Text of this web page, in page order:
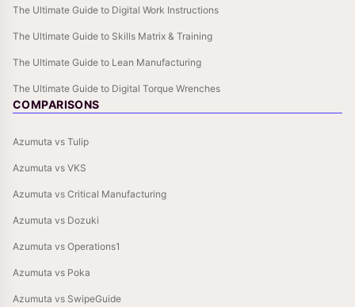
The Ultimate Guide to Digital Work Instructions
The Ultimate Guide to Skills Matrix & Training
The Ultimate Guide to Lean Manufacturing
The Ultimate Guide to Digital Torque Wrenches
COMPARISONS
Azumuta vs Tulip
Azumuta vs VKS
Azumuta vs Critical Manufacturing
Azumuta vs Dozuki
Azumuta vs Operations1
Azumuta vs Poka
Azumuta vs SwipeGuide